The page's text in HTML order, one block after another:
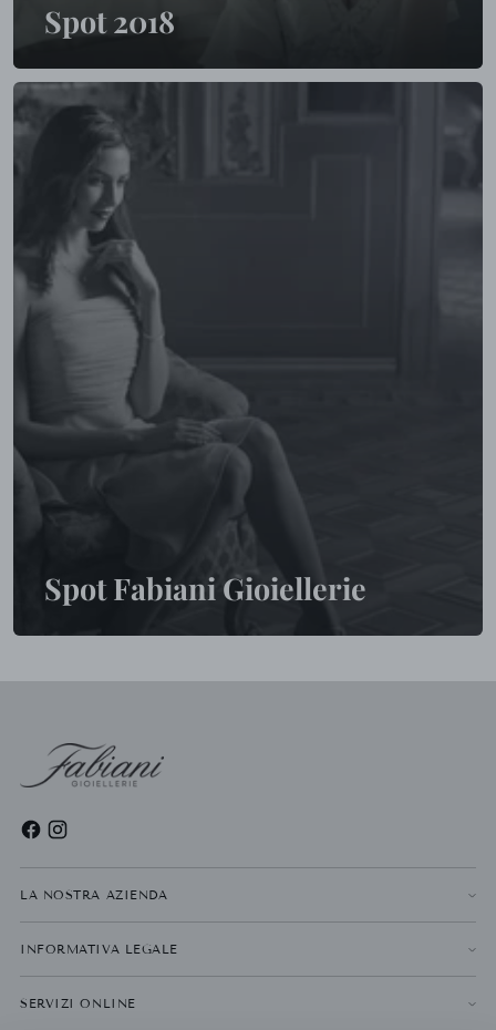
Spot 2018
Spot Fabiani Gioiellerie
LA NOSTRA AZIENDA
INFORMATIVA LEGALE
SERVIZI ONLINE